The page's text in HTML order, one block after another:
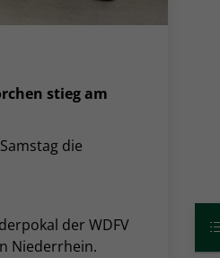
stieg am
die
der WDFV
Niederrhein.